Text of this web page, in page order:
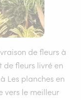
de fleurs à
de fleurs livré en
Les planches en
vers le meilleur